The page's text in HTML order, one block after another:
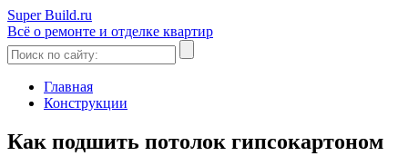
Super Build.ru
Всё о ремонте и отделке квартир
Главная
Конструкции
Как подшить потолок гипсокартоном